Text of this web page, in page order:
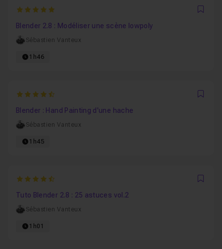
5
Blender 2.8 : Modéliser une scène lowpoly
Sébastien Vanteux
1h46
4.5
Blender : Hand Painting d'une hache
Sébastien Vanteux
1h45
4.8
Tuto Blender 2.8 : 25 astuces vol.2
Sébastien Vanteux
1h01